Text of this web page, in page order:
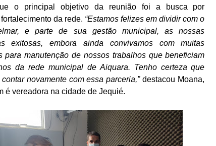
o principal objetivo da reunião foi a busca por
da rede. “Estamos felizes em dividir com o
e parte de sua gestão municipal, as nossas
exitosas, embora ainda convivamos com muitas
para manutenção de nossos trabalhos que beneficiam
da rede municipal de Aiquara. Tenho certeza que
novamente com essa parceria,”destacou Moana,
é vereadora na cidade de Jequié.